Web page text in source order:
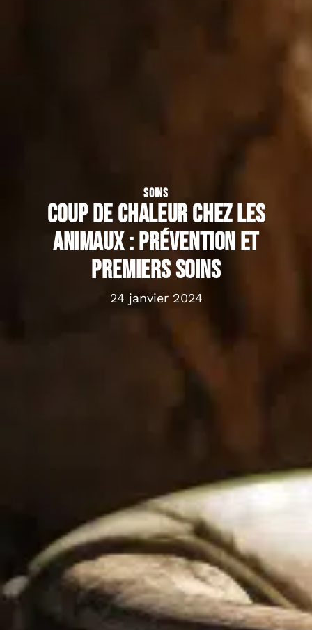
SOINS
Coup de chaleur chez les
animaux : prévention et
premiers soins
24 janvier 2024